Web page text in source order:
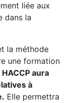
liée aux
dans la
la méthode
une formation
aura
à
Elle permettra